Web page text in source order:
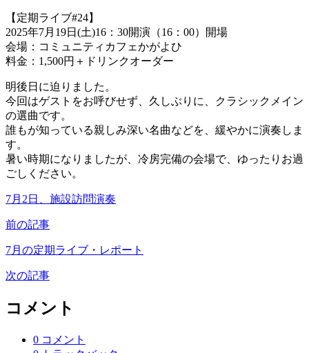
【定期ライブ#24】
2025年7月19日(土)16：30開演（16：00）開場
会場：コミュニティカフェかがよひ
料金：1,500円＋ドリンクオーダー
明後日に迫りました。
今回はゲストをお呼びせず、久しぶりに、クラシックメイン
の選曲です。
誰もが知っている親しみ深い名曲などを、緩やかに演奏しま
す。
暑い時期になりましたが、冷房完備の会場で、ゆったりお過
ごしください。
7月2日、施設訪問演奏
前の記事
7月の定期ライブ・レポート
次の記事
コメント
0 コメント